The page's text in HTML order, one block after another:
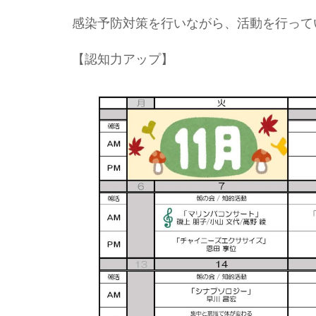
感染予防対策を行いながら、活動を行っ
【認知力アップ】